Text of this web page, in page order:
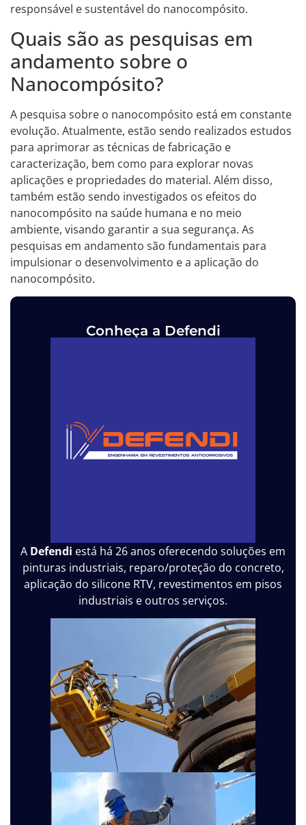
responsável e sustentável do nanocompósito.
Quais são as pesquisas em
andamento sobre o
Nanocompósito?
A pesquisa sobre o nanocompósito está em constante
evolução. Atualmente, estão sendo realizados estudos
para aprimorar as técnicas de fabricação e
caracterização, bem como para explorar novas
aplicações e propriedades do material. Além disso,
também estão sendo investigados os efeitos do
nanocompósito na saúde humana e no meio
ambiente, visando garantir a sua segurança. As
pesquisas em andamento são fundamentais para
impulsionar o desenvolvimento e a aplicação do
nanocompósito.
Conheça a Defendi
A Defendi está há 26 anos oferecendo soluções em
pinturas industriais, reparo/proteção do concreto,
aplicação do silicone RTV, revestimentos em pisos
industriais e outros serviços.